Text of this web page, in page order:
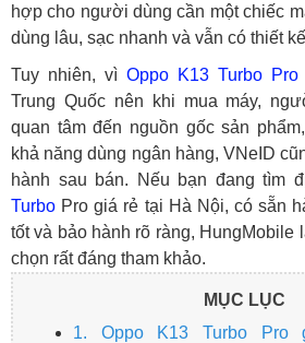
hợp cho người dùng cần một chiếc
dùng lâu, sạc nhanh và vẫn có thiết
Tuy nhiên, vì Oppo K13 Turbo Pro
Trung Quốc nên khi mua máy,
quan tâm đến nguồn gốc sản
khả năng dùng ngân hàng, VNeID
hành sau bán. Nếu bạn đang tìm
Turbo Pro giá rẻ tại Hà Nội, có sẵn
tốt và bảo hành rõ ràng, HungMobile
chọn rất đáng tham khảo.
MỤC LỤC
1. Oppo K13 Turbo Pro